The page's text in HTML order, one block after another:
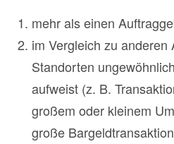
mehr als einen
im Vergleich zu
Standorten
aufweist (z. B.
großem oder kleinem
große